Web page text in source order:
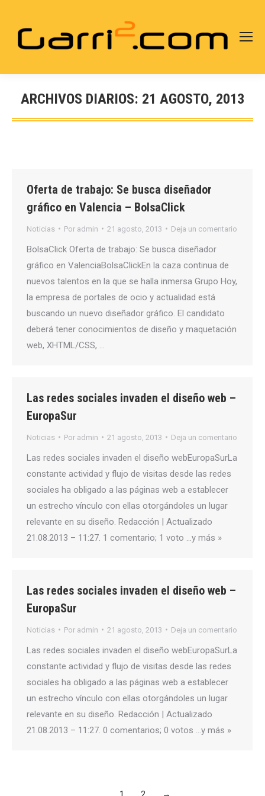
ARCHIVOS DIARIOS: 21 AGOSTO, 2013
Estás aquí:
Oferta de trabajo: Se busca diseñador
gráfico en Valencia – BolsaClick
Noticias Por admin 21 agosto, 2013 Deja un comentario
BolsaClick Oferta de trabajo: Se busca diseñador
gráfico en ValenciaBolsaClickEn la caza continua de
nuevos talentos en la que se halla inmersa Grupo Hoy,
la empresa de portales de ocio y actualidad está
buscando un nuevo diseñador gráfico. El candidato
deberá tener conocimientos de diseño y maquetación
web, XHTML/CSS, …
Las redes sociales invaden el diseño web –
EuropaSur
Noticias Por admin 21 agosto, 2013 Deja un comentario
Las redes sociales invaden el diseño webEuropaSurLa
constante actividad y flujo de visitas desde las redes
sociales ha obligado a las páginas web a establecer
un estrecho vínculo con ellas otorgándoles un lugar
relevante en su diseño. Redacción | Actualizado
21.08.2013 – 11:27. 1 comentario; 1 voto …y más »
Las redes sociales invaden el diseño web –
EuropaSur
Noticias Por admin 21 agosto, 2013 Deja un comentario
Las redes sociales invaden el diseño webEuropaSurLa
constante actividad y flujo de visitas desde las redes
sociales ha obligado a las páginas web a establecer
un estrecho vínculo con ellas otorgándoles un lugar
relevante en su diseño. Redacción | Actualizado
21.08.2013 – 11:27. 0 comentarios; 0 votos …y más »